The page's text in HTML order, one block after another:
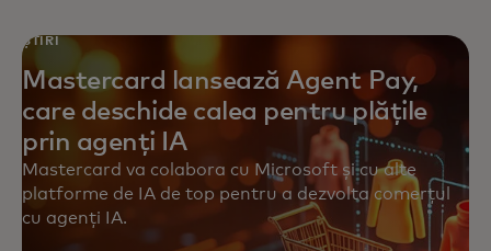
ȘTIRI
Mastercard lansează Agent Pay,
care deschide calea pentru plățile
prin agenți IA
Mastercard va colabora cu Microsoft și cu alte
platforme de IA de top pentru a dezvolta comerțul
cu agenți IA.